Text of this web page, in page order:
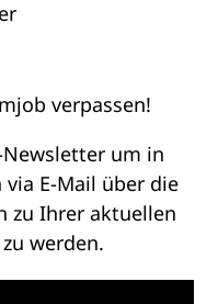
verpassen!
Newsletter um in
E-Mail über die
zu Ihrer aktuellen
werden.